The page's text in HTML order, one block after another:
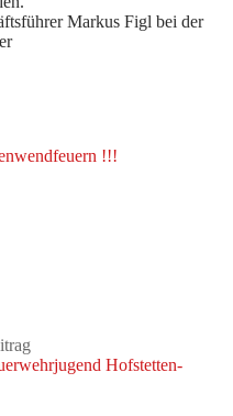
Markus Figl bei der
!!!
Hofstetten-